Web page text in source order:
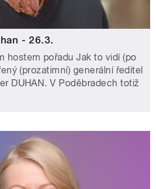
- 26.3.
hostem pořadu Jak to vidí (po
(prozatimní) generální ředitel
DUHAN. V Poděbradech totiž